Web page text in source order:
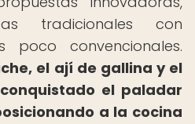
tradicionales con
poco convencionales.
el ají de gallina y el
el paladar
a la cocina